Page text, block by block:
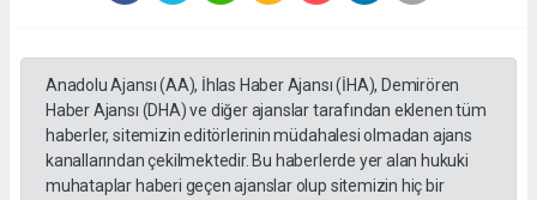
Anadolu Ajansı (AA), İhlas Haber Ajansı (İHA), Demirören
Haber Ajansı (DHA) ve diğer ajanslar tarafından eklenen tüm
haberler, sitemizin editörlerinin müdahalesi olmadan ajans
kanallarından çekilmektedir. Bu haberlerde yer alan hukuki
muhataplar haberi geçen ajanslar olup sitemizin hiç bir